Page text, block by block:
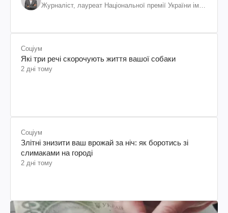
Журналіст, лауреат Національної премії України ім.
Соціум
Які три речі скорочують життя вашої собаки
2 дні тому
Соціум
Злітні знизити ваш врожай за ніч: як боротись зі
слимаками на городі
2 дні тому